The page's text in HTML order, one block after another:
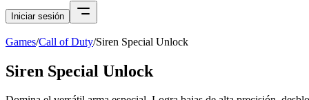
Iniciar sesión
Games/Call of Duty/Siren Special Unlock
Siren Special Unlock